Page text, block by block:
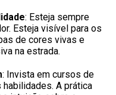
: Esteja sempre
Esteja visível para os
de cores vivas e
na estrada.
: Invista em cursos de
A prática